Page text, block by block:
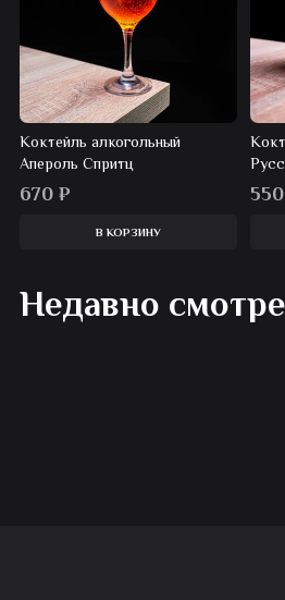
Коктейль алкогольный
Апероль Спритц
670 ₽
В КОРЗИНУ
Недавно